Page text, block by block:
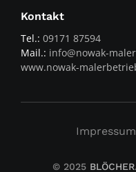
Kontakt
Tel.: 09171 87594
Mail.: info@nowak-
www.nowak-
Impressum
© 2025 BLÖCHER